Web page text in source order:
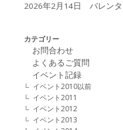
2026年2月14日 バレン
カテゴリー
お問合わせ
よくあるご質問
イベント記録
イベント2010以前
イベント2011
イベント2012
イベント2013